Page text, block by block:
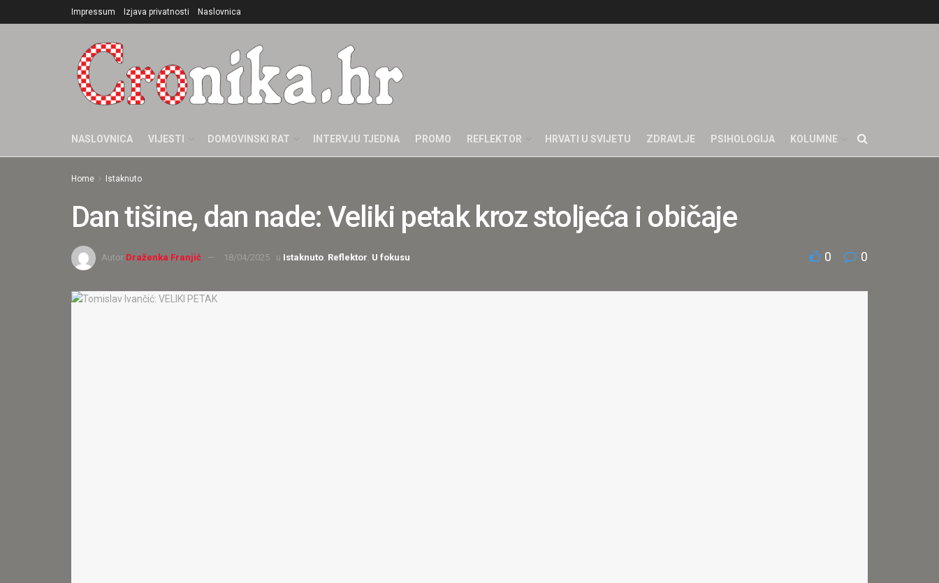
Impressum Izjava privatnosti Naslovnica
NASLOVNICA VIJESTI DOMOVINSKI RAT INTERVJU TJEDNA PROMO REFLEKTOR HRVATI U SVIJETU ZDRAVLJE PSIHOLOGIJA KOLUMNE
Home Istaknuto
Dan tišine, dan nade: Veliki petak kroz stoljeća i običaje
Autor Draženka Franjić 18/04/2025 u Istaknuto Reflektor U fokusu 0 0